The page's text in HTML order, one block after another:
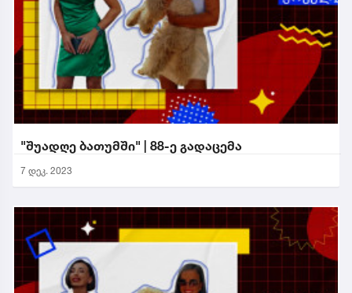
"შუადღე ბათუმში" | 88-ე გადაცემა
7 დეკ. 2023